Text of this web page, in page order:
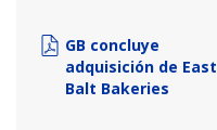
GB concluye
adquisición de East
Balt Bakeries